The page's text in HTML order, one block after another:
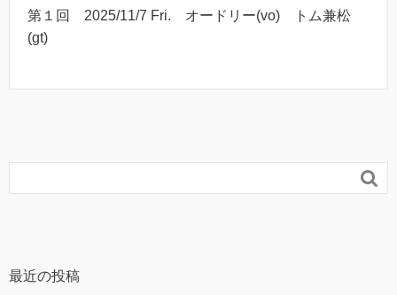
第１回 2025/11/7 Fri. オードリー(vo) トム兼松
(gt)

最近の投稿